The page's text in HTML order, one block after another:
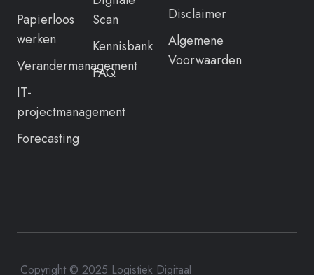
Papierloos
werken
Verandermanagement
IT-
projectmanagement
Forecasting
Scan
Kennisbank
FAQ
Disclaimer
Algemene
Voorwaarden
Copyright © 2025 Logistiek Digitaal